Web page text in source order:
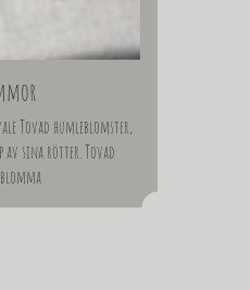
Tovad humleblomster,
av sina rötter. Tovad